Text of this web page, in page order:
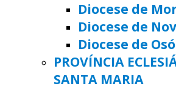
Diocese de
Diocese de
Diocese de
PROVÍNCIA
SANTA MARIA